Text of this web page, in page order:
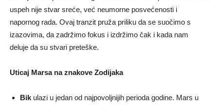
uspeh nije stvar sreće, već neumorne posvećenosti i
napornog rada. Ovaj tranzit pruža priliku da se suočimo s
izazovima, da zadržimo fokus i izdržimo čak i kada nam
deluje da su stvari preteške.
Uticaj Marsa na znakove Zodijaka
Bik ulazi u jedan od najpovoljnijih perioda godine. Mars u